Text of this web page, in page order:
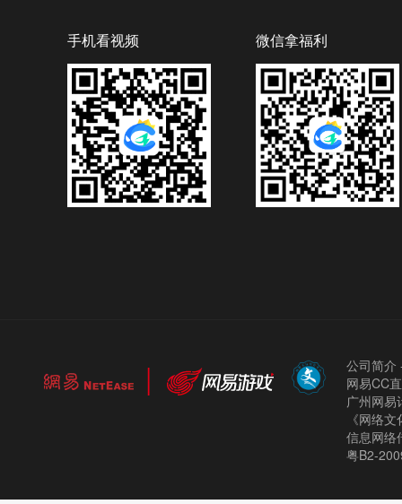
手机看视频 微信拿福利
公司简介
网易CC
广州网
《网络
信息网络
粤B2-